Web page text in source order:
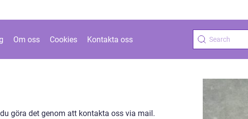
Om oss Cookies Kontakta oss
göra det genom att kontakta oss via mail.